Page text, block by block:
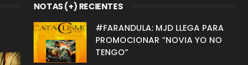
NOTAS (+) RECIENTES
#FARANDULA: MJD LLEGA PARA
PROMOCIONAR “NOVIA YO NO
TENGO”